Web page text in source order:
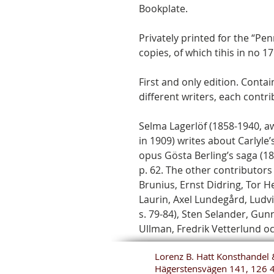
Bookplate.
Privately printed for the
copies, of which tihis in no
First and only edition.
different writers, each
Selma Lagerlöf (1858-1940,
in 1909) writes about
opus Gösta Berling’s saga
p. 62. The other
Brunius, Ernst Didring, Tor
Laurin, Axel Lundegård,
s. 79-84), Sten Selander,
Ullman, Fredrik Vetterlund
Lorenz B. Hatt
Hägerstensvägen 141, 126